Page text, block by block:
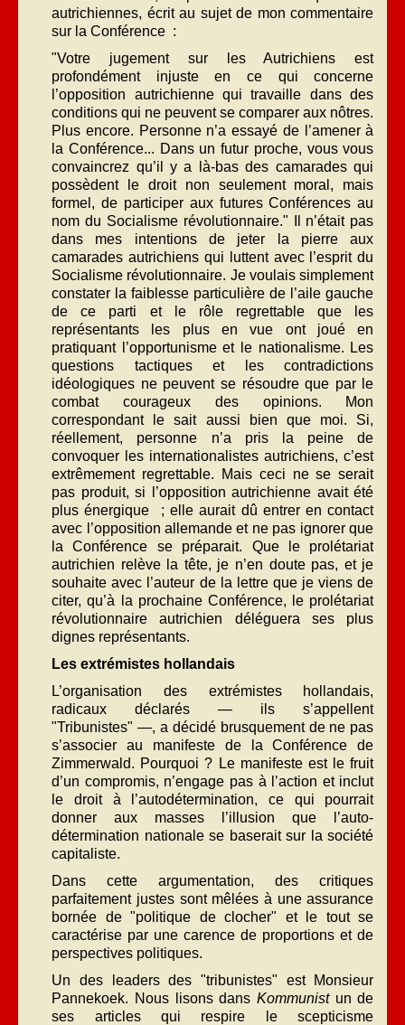
autrichiennes, écrit au sujet de mon commentaire
sur la Conférence :
"Votre jugement sur les Autrichiens est
profondément injuste en ce qui concerne
l’opposition autrichienne qui travaille dans des
conditions qui ne peuvent se comparer aux nôtres.
Plus encore. Personne n’a essayé de l’amener à
la Conférence... Dans un futur proche, vous vous
convaincrez qu’il y a là-bas des camarades qui
possèdent le droit non seulement moral, mais
formel, de participer aux futures Conférences au
nom du Socialisme révolutionnaire." Il n’était pas
dans mes intentions de jeter la pierre aux
camarades autrichiens qui luttent avec l’esprit du
Socialisme révolutionnaire. Je voulais simplement
constater la faiblesse particulière de l’aile gauche
de ce parti et le rôle regrettable que les
représentants les plus en vue ont joué en
pratiquant l’opportunisme et le nationalisme. Les
questions tactiques et les contradictions
idéologiques ne peuvent se résoudre que par le
combat courageux des opinions. Mon
correspondant le sait aussi bien que moi. Si,
réellement, personne n’a pris la peine de
convoquer les internationalistes autrichiens, c’est
extrêmement regrettable. Mais ceci ne se serait
pas produit, si l’opposition autrichienne avait été
plus énergique ; elle aurait dû entrer en contact
avec l’opposition allemande et ne pas ignorer que
la Conférence se préparait. Que le prolétariat
autrichien relève la tête, je n’en doute pas, et je
souhaite avec l’auteur de la lettre que je viens de
citer, qu’à la prochaine Conférence, le prolétariat
révolutionnaire autrichien déléguera ses plus
dignes représentants.
Les extrémistes hollandais
L’organisation des extrémistes hollandais,
radicaux déclarés — ils s’appellent
"Tribunistes" —, a décidé brusquement de ne pas
s’associer au manifeste de la Conférence de
Zimmerwald. Pourquoi ? Le manifeste est le fruit
d’un compromis, n’engage pas à l’action et inclut
le droit à l’autodétermination, ce qui pourrait
donner aux masses l’illusion que l’auto-
détermination nationale se baserait sur la société
capitaliste.
Dans cette argumentation, des critiques
parfaitement justes sont mêlées à une assurance
bornée de "politique de clocher" et le tout se
caractérise par une carence de proportions et de
perspectives politiques.
Un des leaders des "tribunistes" est Monsieur
Pannekoek. Nous lisons dans Kommunistun de
ses articles qui respire le scepticisme